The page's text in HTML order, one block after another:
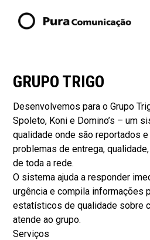
GRUPO TRIGO
Desenvolvemos para o Grupo
Spoleto, Koni e Domino’s – um
qualidade onde são reportados
problemas de entrega,
de toda a rede.
O sistema ajuda a responder
urgência e compila informações
estatísticos de qualidade sobre
atende ao grupo.
Serviços